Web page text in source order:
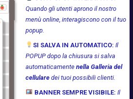
Quando gli utenti aprono il nostro
menù online, interagiscono con il tuo
popup.
SI SALVA IN AUTOMATICO: Il
POPUP dopo la chiusura si salva
automaticamente nella Galleria del
cellulare dei tuoi possibili clienti.
BANNER SEMPRE VISIBILE: Il